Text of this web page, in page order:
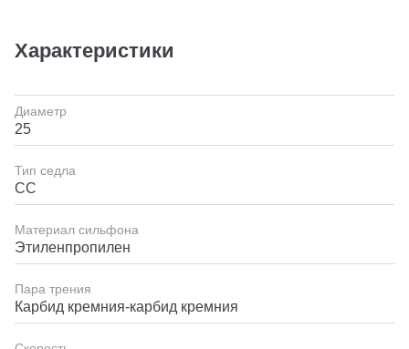
Характеристики
Диаметр
25
Тип седла
СС
Материал сильфона
Этиленпропилен
Пара трения
Карбид кремния-карбид кремния